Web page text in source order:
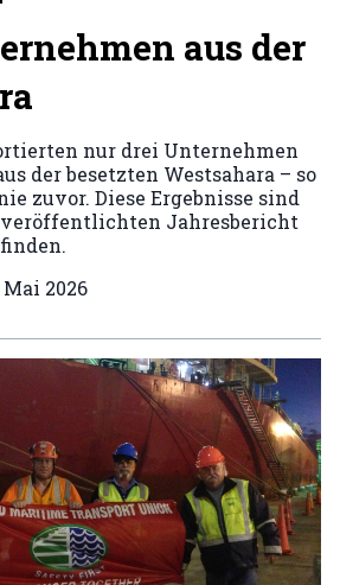
aus der
nur drei Unternehmen
der besetzten Westsahara – so
zuvor. Diese Ergebnisse sind
Jahresbericht
Mai 2026